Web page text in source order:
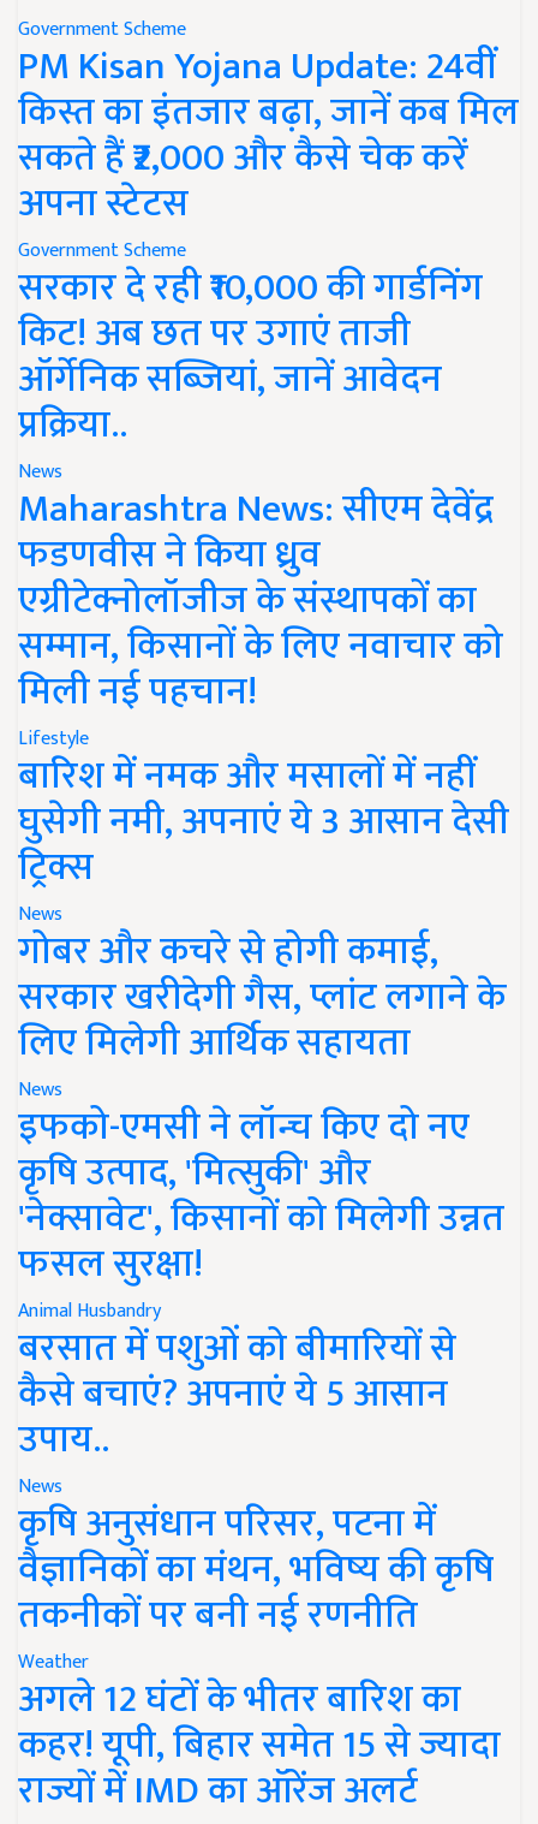
Government Scheme
PM Kisan Yojana Update: 24वीं
किस्त का इंतजार बढ़ा, जानें कब मिल
सकते हैं ₹2,000 और कैसे चेक करें
अपना स्टेटस
Government Scheme
सरकार दे रही ₹10,000 की गार्डनिंग
किट! अब छत पर उगाएं ताजी
ऑर्गेनिक सब्जियां, जानें आवेदन
प्रक्रिया..
News
Maharashtra News: सीएम देवेंद्र
फडणवीस ने किया ध्रुव
एग्रीटेक्नोलॉजीज के संस्थापकों का
सम्मान, किसानों के लिए नवाचार को
मिली नई पहचान!
Lifestyle
बारिश में नमक और मसालों में नहीं
घुसेगी नमी, अपनाएं ये 3 आसान देसी
ट्रिक्स
News
गोबर और कचरे से होगी कमाई,
सरकार खरीदेगी गैस, प्लांट लगाने के
लिए मिलेगी आर्थिक सहायता
News
इफको-एमसी ने लॉन्च किए दो नए
कृषि उत्पाद, 'मित्सुकी' और
'नेक्सावेट', किसानों को मिलेगी उन्नत
फसल सुरक्षा!
Animal Husbandry
बरसात में पशुओं को बीमारियों से
कैसे बचाएं? अपनाएं ये 5 आसान
उपाय..
News
कृषि अनुसंधान परिसर, पटना में
वैज्ञानिकों का मंथन, भविष्य की कृषि
तकनीकों पर बनी नई रणनीति
Weather
अगले 12 घंटों के भीतर बारिश का
कहर! यूपी, बिहार समेत 15 से ज्यादा
राज्यों में IMD का ऑरेंज अलर्ट